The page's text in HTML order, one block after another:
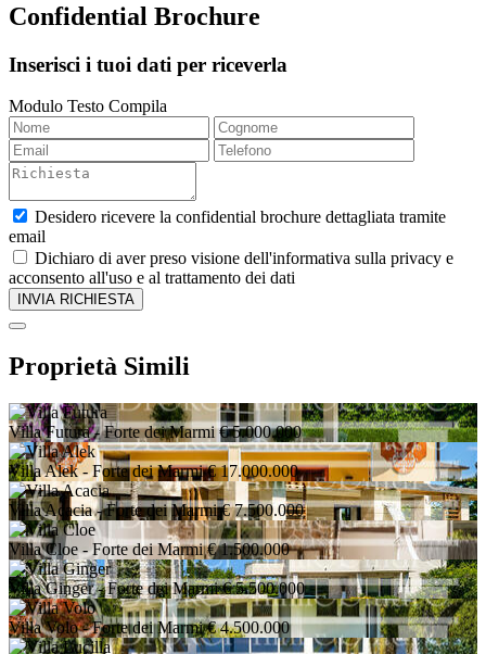
Confidential Brochure
Inserisci i tuoi dati per riceverla
Modulo Testo Compila
Desidero ricevere la confidential brochure dettagliata tramite
email
Dichiaro di aver preso visione dell'informativa sulla privacy e
acconsento all'uso e al trattamento dei dati
Proprietà Simili
Villa Futura- Forte dei Marmi € 5.000.000
Villa Alek- Forte dei Marmi € 17.000.000
Villa Acacia- Forte dei Marmi € 7.500.000
Villa Cloe- Forte dei Marmi € 1.500.000
Villa Ginger- Forte dei Marmi € 5.500.000
Villa Volo- Forte dei Marmi € 4.500.000